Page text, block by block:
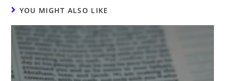
YOU MIGHT ALSO LIKE